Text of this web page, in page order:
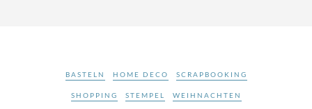
BASTELN HOME DECO SCRAPBOOKING
SHOPPING STEMPEL WEIHNACHTEN